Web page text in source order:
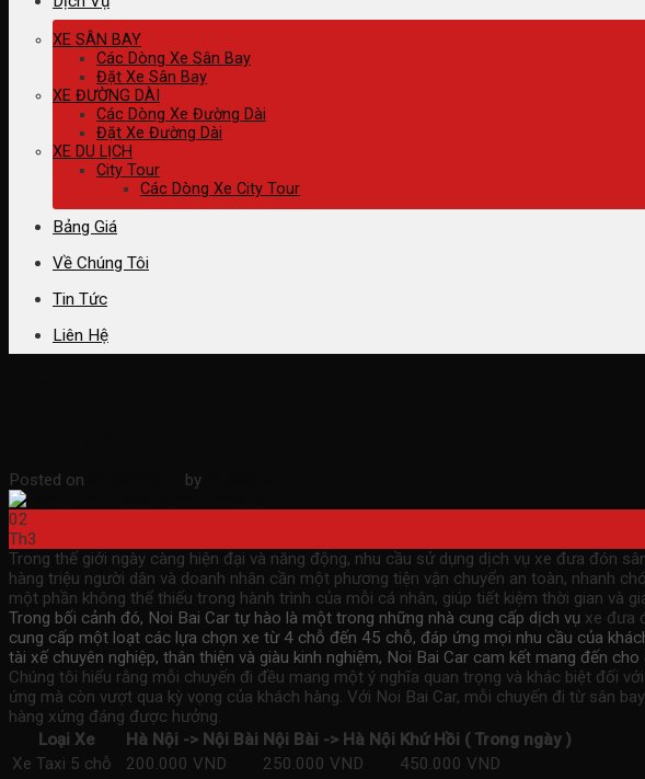
XE SÂN BAY
Các Dòng Xe Sân Bay
Đặt Xe Sân Bay
XE ĐƯỜNG DÀI
Các Dòng Xe Đường Dài
Đặt Xe Đường Dài
XE DU LỊCH
City Tour
Các Dòng Xe City Tour
Bảng Giá
Về Chúng Tôi
Tin Tức
Liên Hệ
Posted on by
02
Th3
Trong thế giới ngày càng hiện đại và năng động, nhu cầu sử dụng dịch vụ xe đưa đón
hàng triệu người dân và doanh nhân cần một phương tiện vận chuyển an toàn, nhanh
một phần không thể thiếu trong hành trình của mỗi cá nhân, giúp tiết kiệm thời gian và
Trong bối cảnh đó, Noi Bai Car tự hào là một trong những nhà cung cấp dịch vụ xe đưa
cung cấp một loạt các lựa chọn xe từ 4 chỗ đến 45 chỗ, đáp ứng mọi nhu cầu của
tài xế chuyên nghiệp, thân thiện và giàu kinh nghiệm, Noi Bai Car cam kết mang đến
Chúng tôi hiểu rằng mỗi chuyến đi đều mang một ý nghĩa quan trọng và khác biệt đối
ứng mà còn vượt qua kỳ vọng của khách hàng. Với Noi Bai Car, mỗi chuyến đi từ sân
hàng xứng đáng được hưởng.
Loại Xe
Hà Nội -> Nội Bài Nội Bài -> Hà Nội Khứ Hồi ( Trong ngày )
Xe Taxi 5 chỗ
200.000 VND 250.000 VND
450.000 VND